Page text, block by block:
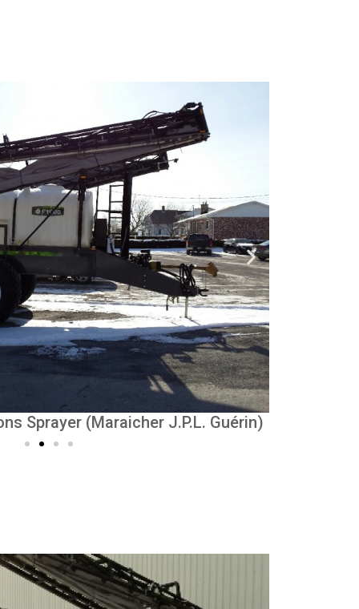
Farm king
Sprayer (Maraicher J.P.L. Guérin)